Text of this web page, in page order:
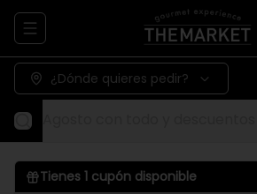
Abrir menu de navegación
¿Dónde quieres pedir?
Tienes 1 cupón disponible